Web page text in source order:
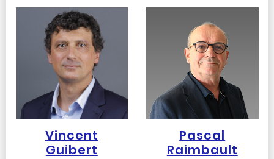
Vincent
Guibert
Pascal
Raimbault